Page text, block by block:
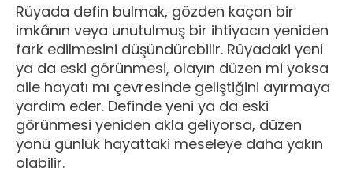
Rüyada defin bulmak, gözden kaçan bir
imkânın veya unutulmuş bir ihtiyacın yeniden
fark edilmesini düşündürebilir. Rüyadaki yeni
ya da eski görünmesi, olayın düzen mi yoksa
aile hayatı mı çevresinde geliştiğini ayırmaya
yardım eder. Definde yeni ya da eski
görünmesi yeniden akla geliyorsa, düzen
yönü günlük hayattaki meseleye daha yakın
olabilir.